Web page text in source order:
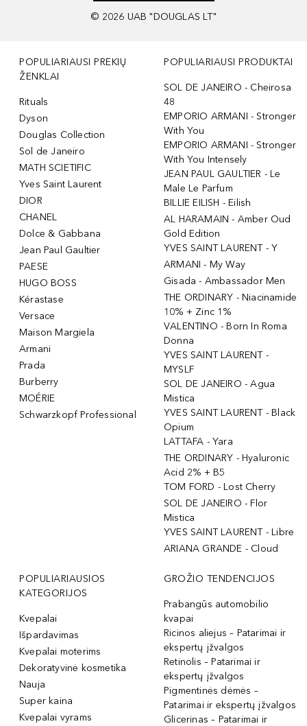
© 2026 UAB "DOUGLAS LT"
POPULIARIAUSI PREKIŲ
ŽENKLAI
Rituals
Dyson
Douglas Collection
Sol de Janeiro
MATH SCIETIFIC
Yves Saint Laurent
DIOR
CHANEL
Dolce & Gabbana
Jean Paul Gaultier
PAESE
HUGO BOSS
Kérastase
Versace
Maison Margiela
Armani
Prada
Burberry
MOÉRIE
Schwarzkopf Professional
POPULIARIAUSI PRODUKTAI
SOL DE JANEIRO - Cheirosa
48
EMPORIO ARMANI - Stronger
With You
EMPORIO ARMANI - Stronger
With You Intensely
JEAN PAUL GAULTIER - Le
Male Le Parfum
BILLIE EILISH - Eilish
AL HARAMAIN - Amber Oud
Gold Edition
YVES SAINT LAURENT - Y
ARMANI - My Way
Gisada - Ambassador Men
THE ORDINARY - Niacinamide
10% + Zinc 1%
VALENTINO - Born In Roma
Donna
YVES SAINT LAURENT -
MYSLF
SOL DE JANEIRO - Agua
Mistica
YVES SAINT LAURENT - Black
Opium
LATTAFA - Yara
THE ORDINARY - Hyaluronic
Acid 2% + B5
TOM FORD - Lost Cherry
SOL DE JANEIRO - Flor
Mistica
YVES SAINT LAURENT - Libre
ARIANA GRANDE - Cloud
POPULIARIAUSIOS
KATEGORIJOS
Kvepalai
Išpardavimas
Kvepalai moterims
Dekoratyvinė kosmetika
Nauja
Super kaina
Kvepalai vyrams
GROŽIO TENDENCIJOS
Prabangūs automobilio
kvapai
Ricinos aliejus – Patarimai ir
ekspertų įžvalgos
Retinolis – Patarimai ir
ekspertų įžvalgos
Pigmentinės dėmės –
Patarimai ir ekspertų įžvalgos
Glicerinas – Patarimai ir